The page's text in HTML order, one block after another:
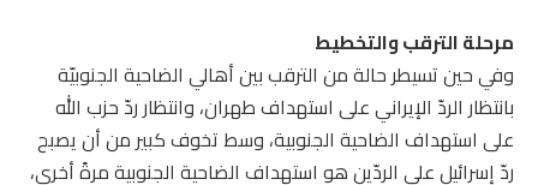
مرحلة الترقب والتخطيط
وفي حين تسيطر حالة من الترقب بين أهالي الضاحية الجنوبيّة
بانتظار الردّ الإيراني على استهداف طهران، وانتظار ردّ حزب الله
على استهداف الضاحية الجنوبية، وسط تخوف كبير من أن يصبح
ردّ إسرائيل على الردّين هو استهداف الضاحية الجنوبية مرةً أخرى،